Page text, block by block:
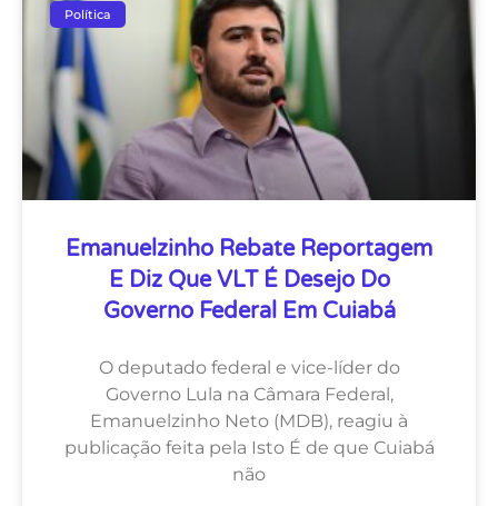
Política
Emanuelzinho Rebate Reportagem
E Diz Que VLT É Desejo Do
Governo Federal Em Cuiabá
O deputado federal e vice-líder do
Governo Lula na Câmara Federal,
Emanuelzinho Neto (MDB), reagiu à
publicação feita pela Isto É de que Cuiabá
não